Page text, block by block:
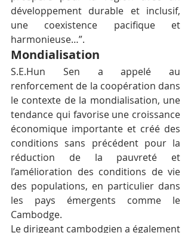
développement durable et inclusif,
une coexistence pacifique et
harmonieuse…”.
Mondialisation
S.E.Hun Sen a appelé au
renforcement de la coopération dans
le contexte de la mondialisation, une
tendance qui favorise une croissance
économique importante et créé des
conditions sans précédent pour la
réduction de la pauvreté et
l’amélioration des conditions de vie
des populations, en particulier dans
les pays émergents comme le
Cambodge.
Le dirigeant cambodgien a également